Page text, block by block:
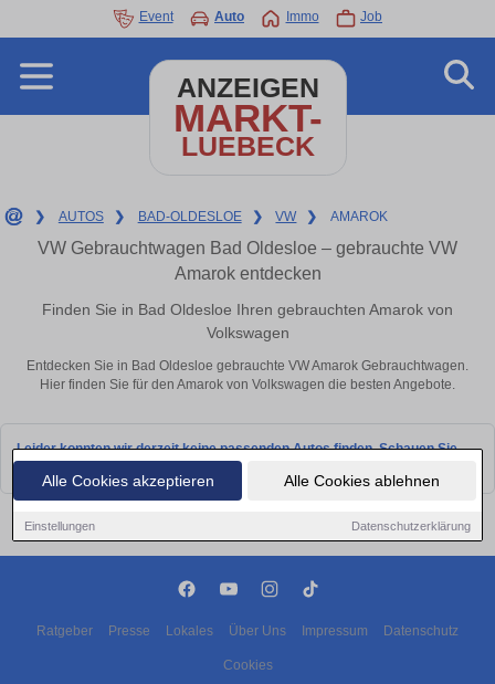
Alle Cookies akzeptieren Alle Cookies ablehnen
Einstellungen Datenschutzerklärung
Event Auto Immo Job
ANZEIGEN
MARKT-
LUEBECK
❯ AUTOS ❯ BAD-OLDESLOE ❯ VW ❯ AMAROK
VW Gebrauchtwagen Bad Oldesloe – gebrauchte VW
Amarok entdecken
Finden Sie in Bad Oldesloe Ihren gebrauchten Amarok von
Volkswagen
Entdecken Sie in Bad Oldesloe gebrauchte VW Amarok Gebrauchtwagen.
Hier finden Sie für den Amarok von Volkswagen die besten Angebote.
Leider konnten wir derzeit keine passenden Autos finden. Schauen Sie
Ratgeber Presse Lokales Über Uns Impressum Datenschutz
Cookies